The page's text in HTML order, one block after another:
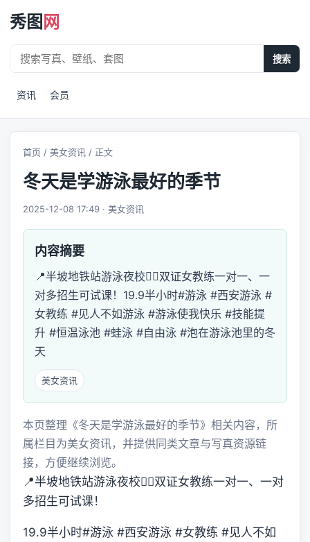
秀图 网
搜索
资讯 会员
首页 / 美女资讯 / 正文
冬天是学游泳最好的季节
2025-12-08 17:49 · 美女资讯
内容摘要
📍半坡地铁站游泳夜校🙋‍♀️双证女教练一对一、一
对多招生可试课！19.9半小时#游泳 #西安游泳 #
女教练 #见人不如游泳 #游泳使我快乐 #技能提
升 #恒温泳池 #蛙泳 #自由泳 #泡在游泳池里的冬
天
美女资讯
本页整理《冬天是学游泳最好的季节》相关内容，所
属栏目为美女资讯，并提供同类文章与写真资源链
接，方便继续浏览。
📍半坡地铁站游泳夜校🙋‍♀️双证女教练一对一、一对
多招生可试课！
19.9半小时#游泳 #西安游泳 #女教练 #见人不如